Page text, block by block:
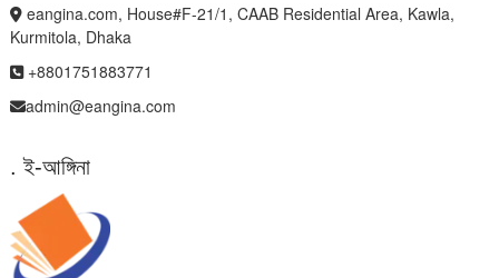
eangina.com, House#F-21/1, CAAB Residential Area, Kawla,
Kurmitola, Dhaka
+8801751883771
admin@eangina.com
. ই-আঙ্গিনা